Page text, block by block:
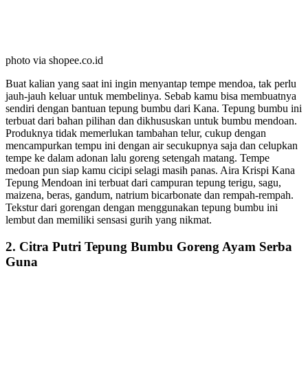
photo via shopee.co.id
Buat kalian yang saat ini ingin menyantap tempe mendoa, tak perlu
jauh-jauh keluar untuk membelinya. Sebab kamu bisa membuatnya
sendiri dengan bantuan tepung bumbu dari Kana. Tepung bumbu ini
terbuat dari bahan pilihan dan dikhususkan untuk bumbu mendoan.
Produknya tidak memerlukan tambahan telur, cukup dengan
mencampurkan tempu ini dengan air secukupnya saja dan celupkan
tempe ke dalam adonan lalu goreng setengah matang. Tempe
medoan pun siap kamu cicipi selagi masih panas. Aira Krispi Kana
Tepung Mendoan ini terbuat dari campuran tepung terigu, sagu,
maizena, beras, gandum, natrium bicarbonate dan rempah-rempah.
Tekstur dari gorengan dengan menggunakan tepung bumbu ini
lembut dan memiliki sensasi gurih yang nikmat.
2. Citra Putri Tepung Bumbu Goreng Ayam Serba
Guna